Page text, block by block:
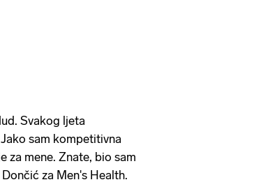
Svakog ljeta
sam kompetitivna
za mene. Znate, bio sam
za Men's Health.